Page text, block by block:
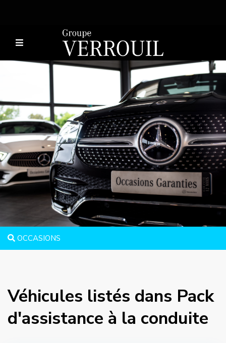
OCCASIONS
Véhicules listés dans Pack
d'assistance à la conduite